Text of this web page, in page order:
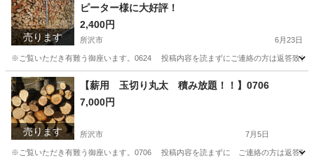
売ります
ピーター様に大好評！
2,400円
所沢市 6月23日
※ご覧いただき有難う御座います。0624 投稿内容を読まずにご連絡の方は返答致
埼玉 所沢市 その他
売ります
【薪用 玉切り丸太 積み放題！！】0706
7,000円
所沢市 7月5日
※ご覧いただき有難う御座います。0706 投稿内容を読まずに ご連絡の方は返答致